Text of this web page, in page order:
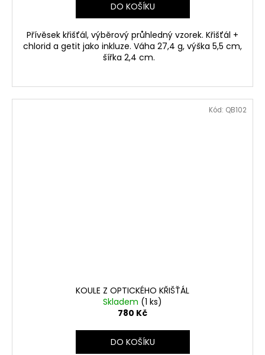
DO KOŠÍKU
Přívěsek křišťál, výběrový průhledný vzorek. Křišťál +
chlorid a getit jako inkluze. Váha 27,4 g, výška 5,5 cm,
šířka 2,4 cm.
KOULE Z OPTICKÉHO KŘIŠŤÁL
Skladem (1 ks)
780 Kč
DO KOŠÍKU
Kód: QB102